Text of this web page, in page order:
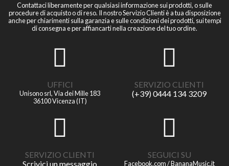
Contattaci liberamente per qualsiasi informazione sui prodotti, o sulle
procedure di acquisto o di reso. Il nostro Servizio Clienti è a tua disposizione
anche per chiarimenti sulla garanzia e sulle condizioni dei prodotti, sui tempi
di consegna e per affiancarti nella creazione del tuo ordine.
UFFICI
Unisono srl, Via dei Mille 183
36100 Vicenza (IT)
SERVIZIO CLIENTI
(+39) 0444 134 3209
SERVIZIO CLIENTI
Scrivici un messaggio
SEGUICI SU
Facebook.com / BananaMusic.it